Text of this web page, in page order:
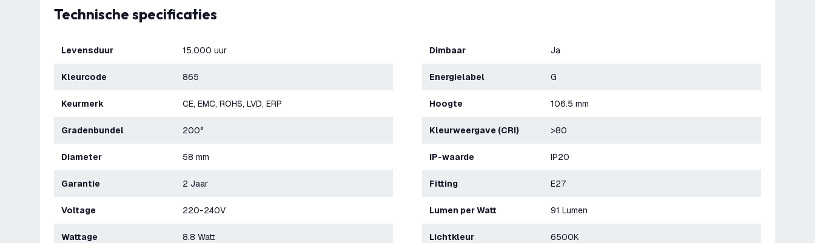
Technische specificaties
Levensduur 15.000 uur
Kleurcode 865
Keurmerk CE, EMC, ROHS, LVD, ERP
Gradenbundel 200°
Diameter 58 mm
Garantie 2 Jaar
Voltage 220-240V
Wattage 8.8 Watt
Dimbaar Ja
Energielabel G
Hoogte 106.5 mm
Kleurweergave (CRI) >80
IP-waarde IP20
Fitting E27
Lumen per Watt 91 Lumen
Lichtkleur 6500K